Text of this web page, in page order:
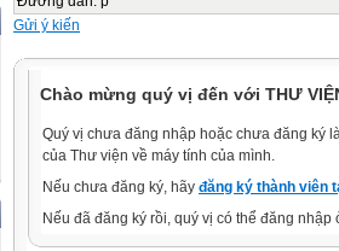
136 : 4 = ?
01 Dùng đồ dùng dạy học minh họa
Số 136
tác chia 13 chục thành 4 phần bằng nhau: 13
chục : 4 = 3 chục (dư 1 chục)
Thay thanh 1 chục thành 10 khối đơn vị. Thao
tác chia 16 đơn vị thành 4 phần bằng nhau: 16
Gửi ý kiến
Chào mừng quý vị đến với THƯ
Quý vị chưa đăng nhập hoặc chưa đăng ký
của Thư viện về máy tính của mình.
Nếu chưa đăng ký, hãy đăng ký thành viên
Nếu đã đăng ký rồi, quý vị có thể đăng nhập